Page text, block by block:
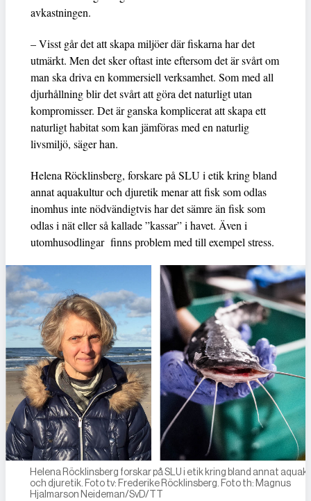
avkastningen.
– Visst går det att skapa miljöer där fiskarna har det
utmärkt. Men det sker oftast inte eftersom det är svårt om
man ska driva en kommersiell verksamhet. Som med all
djurhållning blir det svårt att göra det naturligt utan
kompromisser. Det är ganska komplicerat att skapa ett
naturligt habitat som kan jämföras med en naturlig
livsmiljö, säger han.
Helena Röcklinsberg, forskare på SLU i etik kring bland
annat aquakultur och djuretik menar att fisk som odlas
inomhus inte nödvändigtvis har det sämre än fisk som
odlas i nät eller så kallade ”kassar” i havet. Även i
utomhusodlingar finns problem med till exempel stress.
Helena Röcklinsberg forskar på SLU i etik kring bland annat
och djuretik. Foto tv: Frederike Röcklinsberg. Foto th: Magnus
Hjalmarson Neideman/SvD/TT